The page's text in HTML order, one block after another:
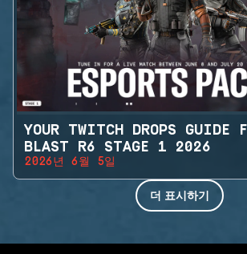
YOUR TWITCH DROPS GUIDE
BLAST R6 STAGE 1 2026
2026년 6월 5일
더 표시하기